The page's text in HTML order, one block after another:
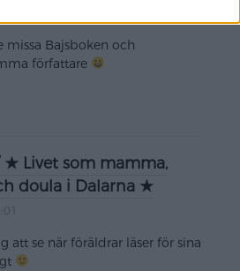
missa Bajsboken och
författare
★ Livet som mamma,
doula i Dalarna ★
att se när föräldrar läser för sina